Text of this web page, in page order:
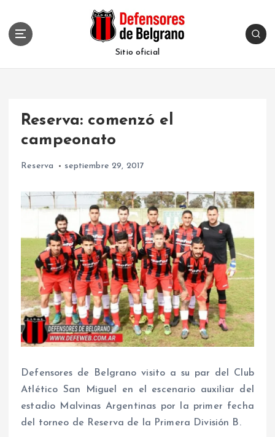
Sitio oficial
Reserva: comenzó el
campeonato
Reserva septiembre 29, 2017
Defensores de Belgrano visito a su par del Club
Atlético San Miguel en el escenario auxiliar del
estadio Malvinas Argentinas por la primer fecha
del torneo de Reserva de la Primera División B.